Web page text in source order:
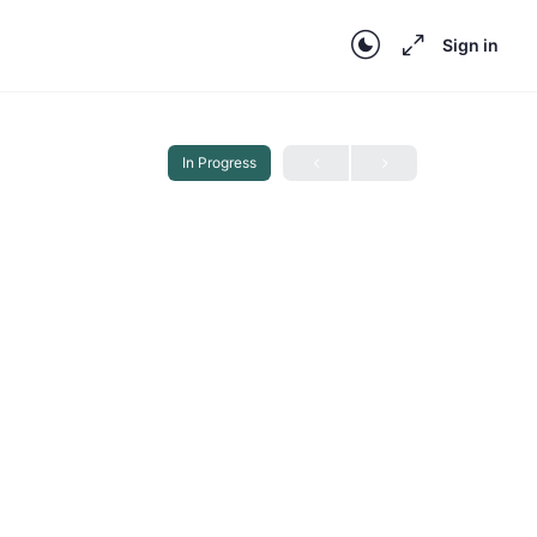
Sign in
In Progress